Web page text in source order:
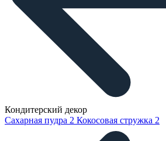
Кондитерский декор
Сахарная пудра 2 Кокосовая стружка 2